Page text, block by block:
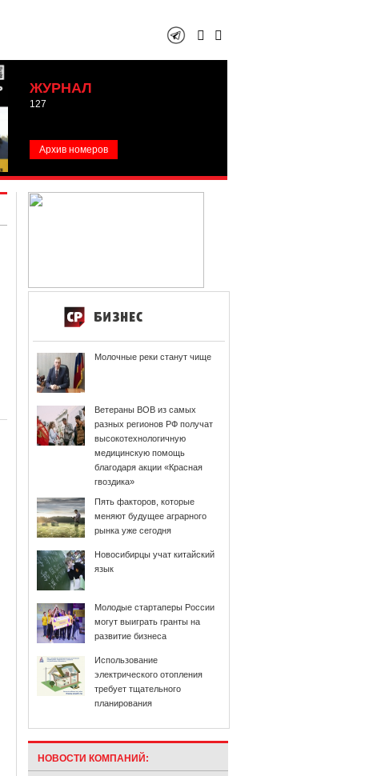
ЖУРНАЛ
127
Архив номеров
Молочные реки станут чище
Ветераны ВОВ из самых
разных регионов РФ получат
высокотехнологичную
медицинскую помощь
благодаря акции «Красная
гвоздика»
Пять факторов, которые
меняют будущее аграрного
рынка уже сегодня
Новосибирцы учат китайский
язык
Молодые стартаперы России
могут выиграть гранты на
развитие бизнеса
Использование
электрического отопления
требует тщательного
планирования
НОВОСТИ КОМПАНИЙ: